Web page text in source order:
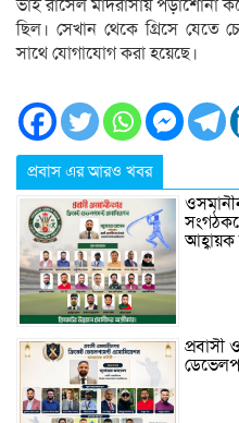
ভাই রাসেল মাদরাসায় পড়াশোনা
ছিল। সেখান থেকে গ্রিসে যেতে
সাথে যোগাযোগ করা হয়েছে।
প্রবাস এর আরও খবর
প্রবাসী